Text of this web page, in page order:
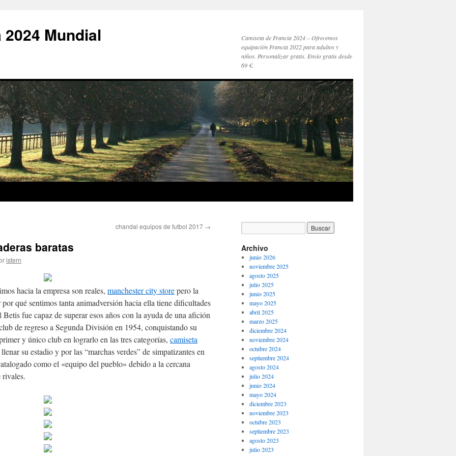
Mundial
Camiseta de Francia 2024 – Ofrecemos
equipación Francia 2022 para adultos y
niños. Personalizar gratis. Envío gratis desde
69 €.
chandal equipos de futbol 2017 →
baratas
istern
hacia la empresa son reales, manchester city storepero la
qué sentimos tanta animadversión hacia ella tiene dificultades
fue capaz de superar esos años con la ayuda de una afición
de regreso a Segunda División en 1954, conquistando su
y único club en lograrlo en las tres categorías, camiseta
su estadio y por las “marchas verdes” de simpatizantes en
como el «equipo del pueblo» debido a la cercana
rivales.
Archivo
junio 2026
noviembre 2025
agosto 2025
julio 2025
junio 2025
mayo 2025
abril 2025
marzo 2025
diciembre 2024
noviembre 2024
octubre 2024
septiembre 2024
agosto 2024
julio 2024
junio 2024
mayo 2024
diciembre 2023
noviembre 2023
octubre 2023
septiembre 2023
agosto 2023
julio 2023